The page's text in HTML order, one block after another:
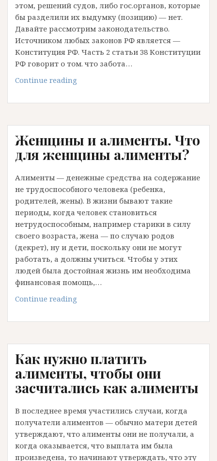
этом, решений судов, либо гос.органов, которые
бы разделили их выдумку (позицию) — нет.
Давайте рассмотрим законодательство.
Источником любых законов РФ является —
Конституция РФ. Часть 2 статьи 38 Конституции
РФ говорит о том. что забота…
Continue reading
платить
Женщины и алименты. Что
для женщины алименты?
Алименты — денежные средства на содержание
не трудоспособного человека (ребенка,
родителей, жены). В жизни бывают такие
периоды, когда человек становиться
нетрудоспособным, например старики в силу
своего возраста, жена — по случаю родов
(декрет), ну и дети, поскольку они не могут
работать, а должны учиться. Чтобы у этих
людей была достойная жизнь им необходима
финансовая помощь,…
Continue reading
алименты.
для
женщины
алименты?
Как нужно платить
алименты, чтобы они
засчитались как алименты
В последнее время участились случаи, когда
получатели алиментов — обычно матери детей
утверждают, что алименты они не получали, а
когда оказывается, что выплата им была
произведена, то начинают утверждать, что эту